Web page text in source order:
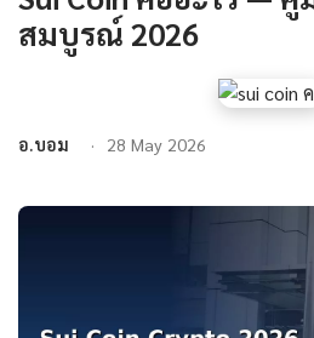
สมบูรณ์ 2026
อ.บอม 28 May 2026